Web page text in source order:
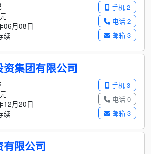
手机 2
电话 2
邮箱 3
06月08日
续
集团有限公司
手机 3
电话 0
邮箱 3
12月20日
续
限公司